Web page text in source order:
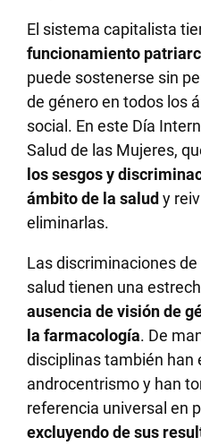
El sistema capitalista
funcionamiento
puede sostenerse sin
de género en todos los
social. En este Día
Salud de las Mujeres,
los sesgos y
ámbito de la salud y
eliminarlas.
Las discriminaciones
salud tienen una
ausencia de visión de
la farmacología. De
disciplinas también han
androcentrismo y han
referencia universal en
excluyendo de sus